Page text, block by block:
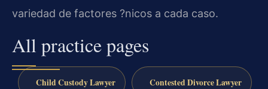
variedad de factores ?nicos a cada caso.
All practice pages
Child Custody Lawyer Contested Divorce Lawyer